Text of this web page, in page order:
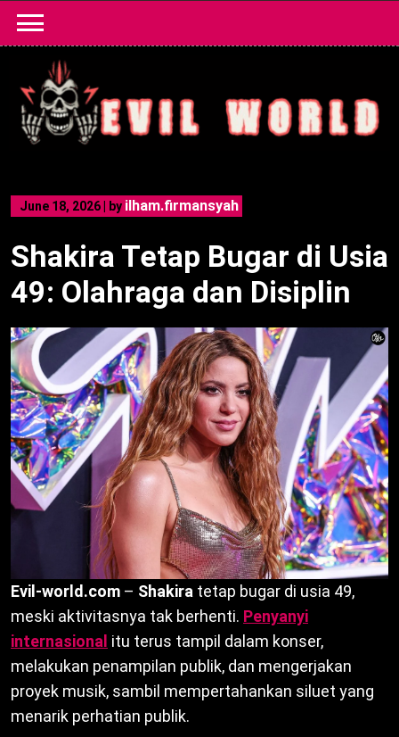
content
June 18, 2026 by ilham.firmansyah
Shakira Tetap Bugar di Usia
49: Olahraga dan Disiplin
Evil-world.com – Shakira tetap bugar di usia 49,
meski aktivitasnya tak berhenti. Penyanyi
internasional itu terus tampil dalam konser,
melakukan penampilan publik, dan mengerjakan
proyek musik, sambil mempertahankan siluet yang
menarik perhatian publik.